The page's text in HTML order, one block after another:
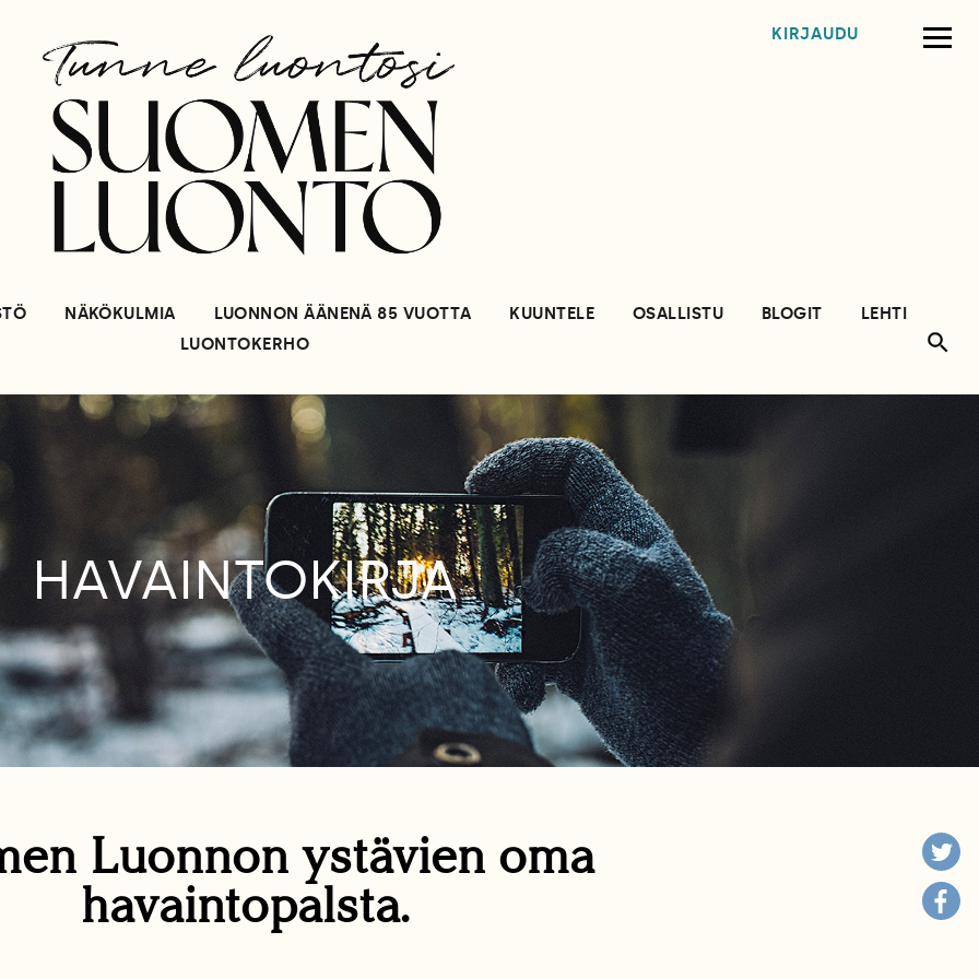
KIRJAUDU
NÄKÖKULMIA LUONNON ÄÄNENÄ 85 VUOTTA KUUNTELE OSALLISTU BLOGIT
LEHTI
LUONTOKERHO
HAVAINTOKIRJA
Luonnon ystävien oma
havaintopalsta.